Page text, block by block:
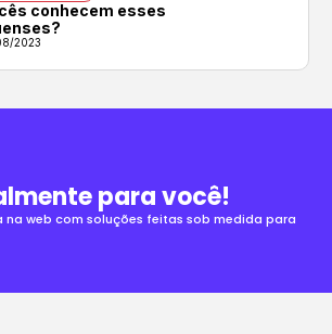
conhecem esses
2023
para você!
web com soluções feitas sob medida para